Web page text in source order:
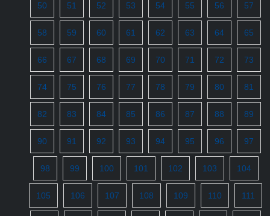
50 51 52 53 54 55 56 57
58 59 60 61 62 63 64 65
66 67 68 69 70 71 72 73
74 75 76 77 78 79 80 81
82 83 84 85 86 87 88 89
90 91 92 93 94 95 96 97
98 99 100 101 102 103 104
105 106 107 108 109 110 111